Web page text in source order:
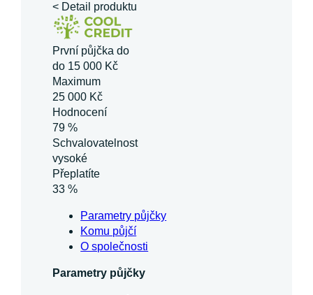
< Detail produktu
První půjčka do
do 15 000 Kč
Maximum
25 000 Kč
Hodnocení
79 %
Schvalovatelnost
vysoké
Přeplatíte
33 %
Parametry půjčky
Komu půjčí
O společnosti
Parametry půjčky